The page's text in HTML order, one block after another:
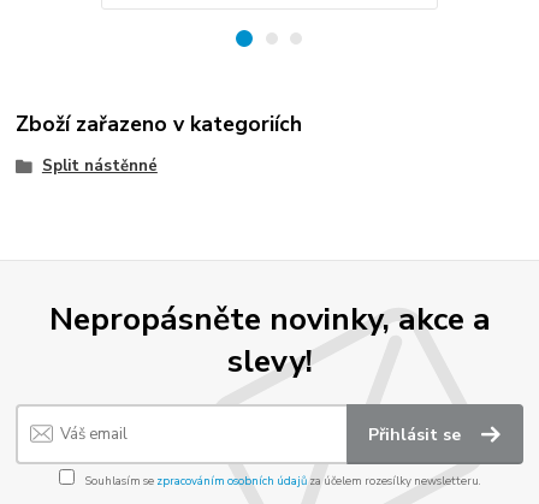
Zboží zařazeno v kategoriích
Split nástěnné
Nepropásněte novinky, akce a
slevy!
Přihlásit se
Souhlasím se zpracováním osobních údajůza účelem rozesílky newsletteru.